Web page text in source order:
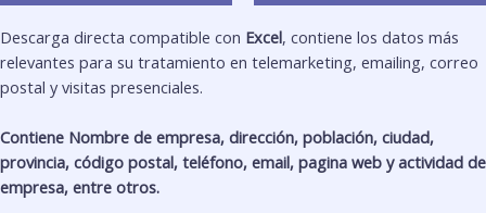
Descarga directa compatible con Excel, contiene los datos más
relevantes para su tratamiento en telemarketing, emailing, correo
postal y visitas presenciales.
Contiene Nombre de empresa, dirección, población, ciudad,
provincia, código postal, teléfono, email, pagina web y actividad de
empresa, entre otros.